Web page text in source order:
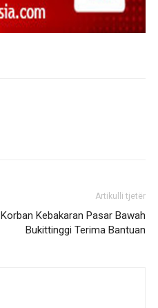
Artikulli tjetër
Kebakaran Pasar Bawah
Bukittinggi Terima Bantuan